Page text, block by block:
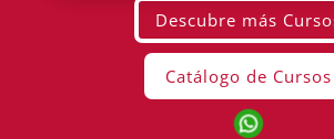
Descubre más
Catálogo de Cursos